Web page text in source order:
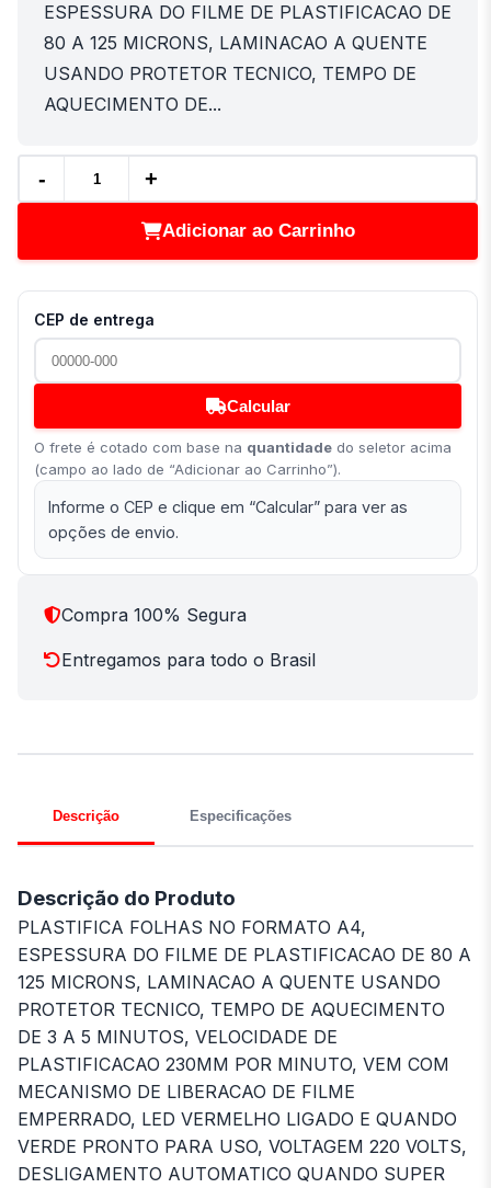
ESPESSURA DO FILME DE PLASTIFICACAO DE
80 A 125 MICRONS, LAMINACAO A QUENTE
USANDO PROTETOR TECNICO, TEMPO DE
AQUECIMENTO DE...
- +
Adicionar ao Carrinho
CEP de entrega
Calcular
O frete é cotado com base na quantidade do seletor acima
(campo ao lado de “Adicionar ao Carrinho”).
Informe o CEP e clique em “Calcular” para ver as
opções de envio.
Compra 100% Segura
Entregamos para todo o Brasil
Descrição Especificações
Descrição do Produto
PLASTIFICA FOLHAS NO FORMATO A4,
ESPESSURA DO FILME DE PLASTIFICACAO DE 80 A
125 MICRONS, LAMINACAO A QUENTE USANDO
PROTETOR TECNICO, TEMPO DE AQUECIMENTO
DE 3 A 5 MINUTOS, VELOCIDADE DE
PLASTIFICACAO 230MM POR MINUTO, VEM COM
MECANISMO DE LIBERACAO DE FILME
EMPERRADO, LED VERMELHO LIGADO E QUANDO
VERDE PRONTO PARA USO, VOLTAGEM 220 VOLTS,
DESLIGAMENTO AUTOMATICO QUANDO SUPER